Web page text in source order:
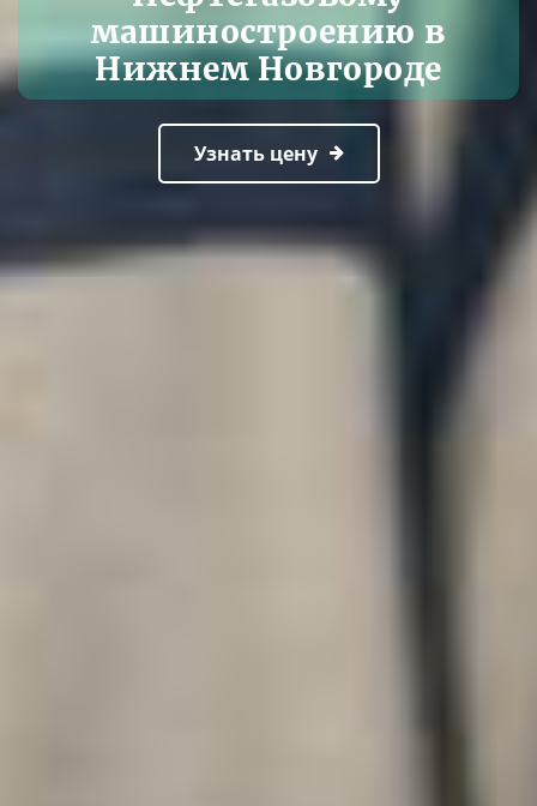
машиностроению в
Нижнем Новгороде
Узнать цену